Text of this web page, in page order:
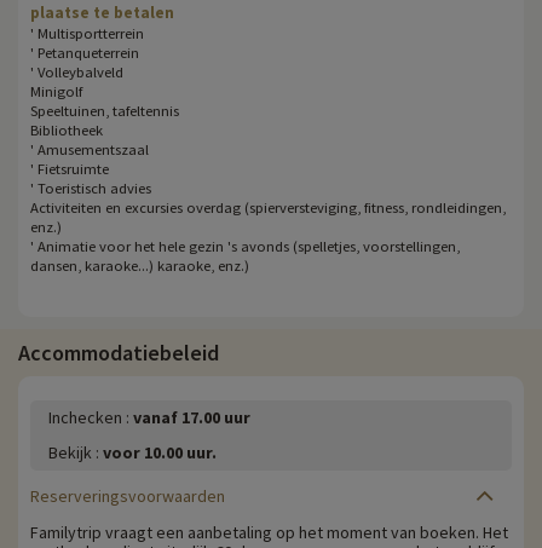
plaatse te betalen
' Multisportterrein
' Petanqueterrein
' Volleybalveld
Minigolf
Speeltuinen, tafeltennis
Bibliotheek
' Amusementszaal
' Fietsruimte
' Toeristisch advies
Activiteiten en excursies overdag (spierversteviging, fitness, rondleidingen,
enz.)
' Animatie voor het hele gezin 's avonds (spelletjes, voorstellingen,
dansen, karaoke...) karaoke, enz.)
Accommodatiebeleid
Inchecken : vanaf 17.00 uur
Bekijk : voor 10.00 uur.
Reserveringsvoorwaarden
Familytrip vraagt een aanbetaling op het moment van boeken. Het